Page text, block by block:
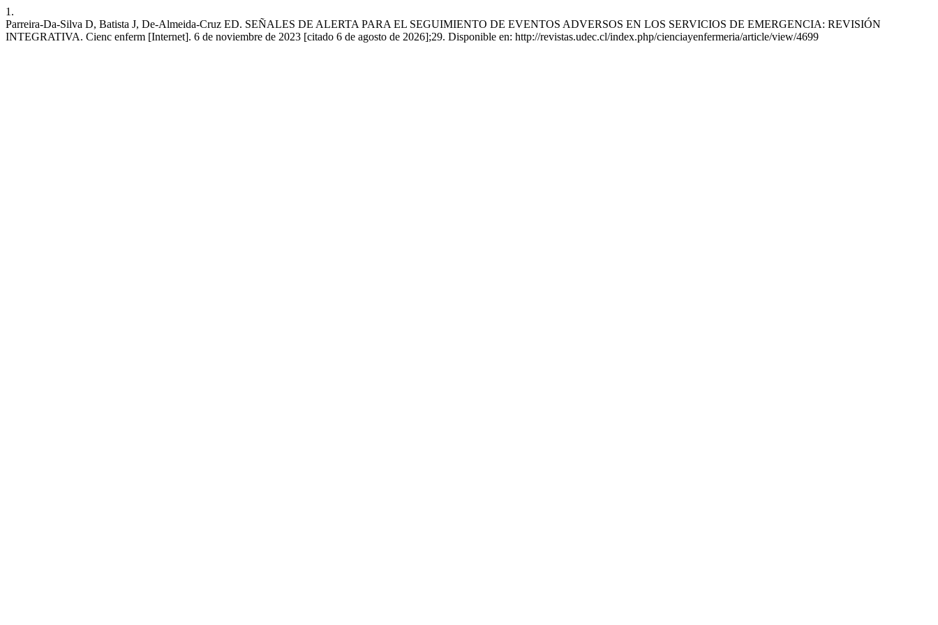
1.
Parreira-Da-Silva D, Batista J, De-Almeida-Cruz ED. SEÑALES DE ALERTA PARA EL SEGUIMIENTO DE EVENTOS ADVERSOS EN LOS SERVICIOS DE EMERGENCIA: REVISIÓN
INTEGRATIVA. Cienc enferm [Internet]. 6 de noviembre de 2023 [citado 6 de agosto de 2026];29. Disponible en: http://revistas.udec.cl/index.php/cienciayenfermeria/article/view/4699